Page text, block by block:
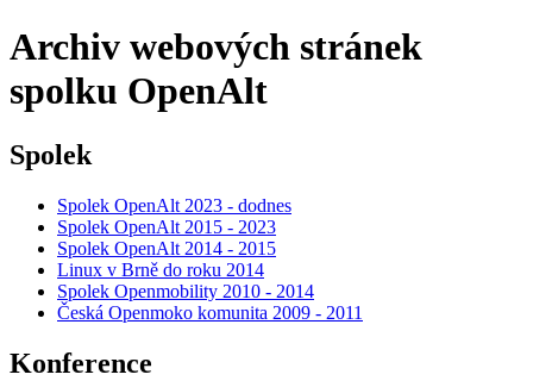
Archiv webových stránek
spolku OpenAlt
Spolek
Spolek OpenAlt 2023 - dodnes
Spolek OpenAlt 2015 - 2023
Spolek OpenAlt 2014 - 2015
Linux v Brně do roku 2014
Spolek Openmobility 2010 - 2014
Česká Openmoko komunita 2009 - 2011
Konference